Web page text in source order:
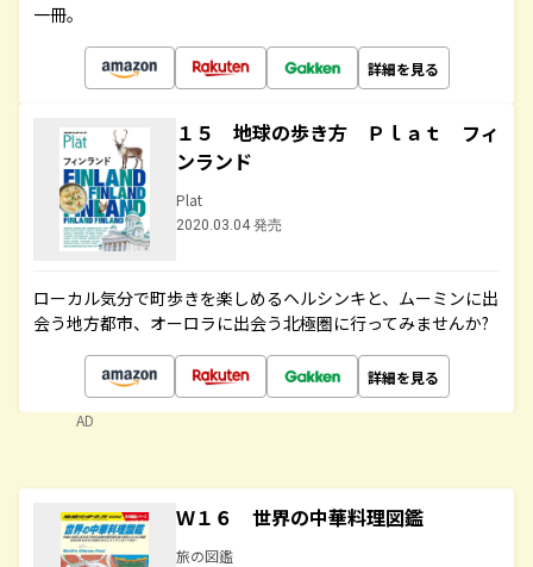
一冊。
詳細を見る
１５ 地球の歩き方 Ｐｌａｔ フィ
ンランド
Plat
2020.03.04 発売
ローカル気分で町歩きを楽しめるヘルシンキと、ムーミンに出
会う地方都市、オーロラに出会う北極圏に行ってみませんか?
詳細を見る
AD
Ｗ１６ 世界の中華料理図鑑
旅の図鑑